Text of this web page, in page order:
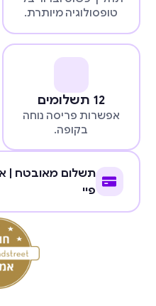
טופסולוגיה מיותרת.
12 תשלומים
אפשרות פריסה נוחה
בקופה.
תשלום מאובטח |
פיי